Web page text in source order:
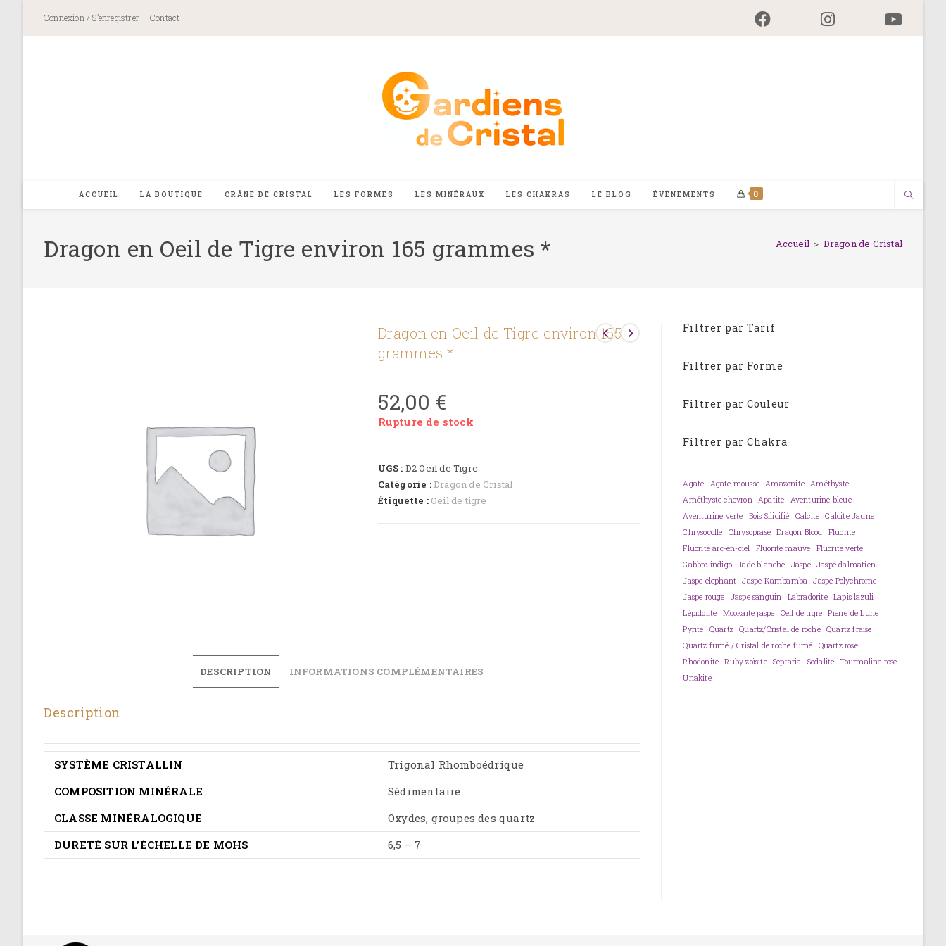
Connexion / S’enregistrer Contact
ACCUEIL LA BOUTIQUE CRÂNE DE CRISTAL LES FORMES LES MINÉRAUX LES CHAKRAS LE BLOG ÉVÈNEMENTS 0
Dragon en Oeil de Tigre environ 165 grammes * Accueil > Dragon de Cristal
Dragon en Oeil de Tigre environ 165
grammes *
52,00 €
Rupture de stock
UGS : D2 Oeil de Tigre
Catégorie : Dragon de Cristal
Étiquette : Oeil de tigre
DESCRIPTION INFORMATIONS COMPLÉMENTAIRES
Description
SYSTÈME CRISTALLIN
Trigonal Rhomboédrique
COMPOSITION MINÉRALE
Sédimentaire
CLASSE MINÉRALOGIQUE
Oxydes, groupes des quartz
DURETÉ SUR L’ÉCHELLE DE MOHS
6,5 – 7
Filtrer par Tarif
Filtrer par Forme
Filtrer par Couleur
Filtrer par Chakra
Agate Agate mousse Amazonite Améthyste
Améthyste chevron Apatite
Aventurine bleue
Aventurine verte
Bois Silicifié Calcite
Calcite Jaune
Chrysocolle
Chrysoprase Dragon Blood
Fluorite
Fluorite arc-en-ciel
Fluorite mauve
Fluorite verte
Gabbro indigo Jade blanche Jaspe Jaspe dalmatien
Jaspe elephant
Jaspe Kambamba
Jaspe Polychrome
Jaspe rouge
Jaspe sanguin Labradorite Lapis lazuli
Lépidolite
Mookaïte jaspe Oeil de tigre
Pierre de Lune
Pyrite
Quartz Quartz/Cristal de roche Quartz fraise
Quartz fumé / Cristal de roche fumé
Quartz rose
Rhodonite
Ruby zoïsite Septaria Sodalite
Tourmaline rose
Unakite